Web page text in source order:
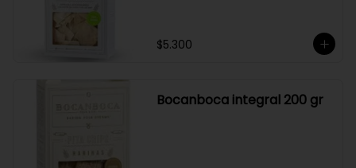
$5.300
Bocanboca integral 200 gr